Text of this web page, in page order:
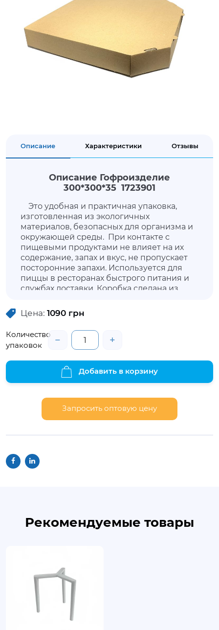
Описание Характеристики Отзывы
Описание Гофроизделие
300*300*35 1723901
Это удобная и практичная упаковка,
изготовленная из экологичных
материалов, безопасных для организма и
окружающей среды. При контакте с
пищевыми продуктами не влияет на их
содержание, запах и вкус, не пропускает
посторонние запахи. Используется для
пиццы в ресторанах быстрого питания и
службах доставки. Коробка сделана из
взаимодействии с горячими блюдами не
доставляет дискомфорта рукам. Упаковка
позволит продуктам не утратить внешнюю
привлекательность, сохранить свежесть и
свойства.
Цена: 1090 грн
Количество
упаковок
− +
Добавить в корзину
Запросить оптовую цену
Рекомендуемые товары